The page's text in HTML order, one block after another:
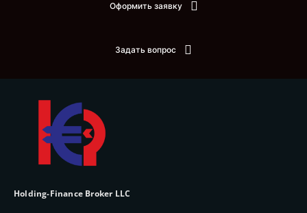
Оформить заявку
Задать вопрос
Holding-Finance Broker LLC